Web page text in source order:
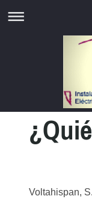
Voltahispan,